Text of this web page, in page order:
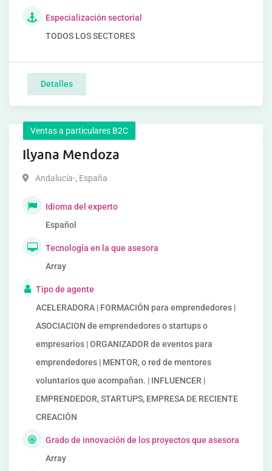
Especialización sectorial
TODOS LOS SECTORES
Detalles
Ventas a particulares B2C
Ilyana Mendoza
Andalucía-, España
Idioma del experto
Español
Tecnología en la que asesora
Array
Tipo de agente
ACELERADORA | FORMACIÓN para emprendedores |
ASOCIACION de emprendedores o startups o
empresarios | ORGANIZADOR de eventos para
emprendedores | MENTOR, o red de mentores
voluntarios que acompañan. | INFLUENCER |
EMPRENDEDOR, STARTUPS, EMPRESA DE RECIENTE
CREACIÓN
Grado de innovación de los proyectos que asesora
Array